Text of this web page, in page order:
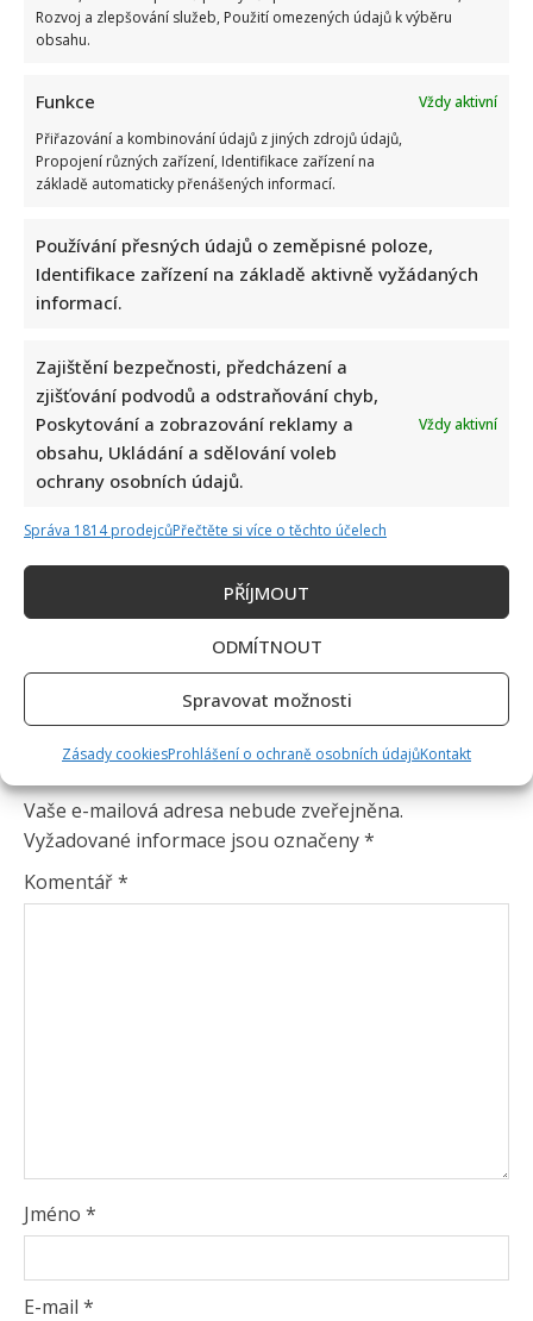
Rozvoj a zlepšování služeb, Použití omezených údajů k výběru
obsahu.
Funkce
Vždy aktivní
Přiřazování a kombinování údajů z jiných zdrojů údajů,
Propojení různých zařízení, Identifikace zařízení na
základě automaticky přenášených informací.
Používání přesných údajů o zeměpisné poloze,
Identifikace zařízení na základě aktivně vyžádaných
informací.
Zajištění bezpečnosti, předcházení a
zjišťování podvodů a odstraňování chyb,
Poskytování a zobrazování reklamy a
obsahu, Ukládání a sdělování voleb
ochrany osobních údajů.
Vždy aktivní
Správa 1814 prodejcůPřečtěte si více o těchto účelech
PŘÍJMOUT
ODMÍTNOUT
Spravovat možnosti
Zásady cookiesProhlášení o ochraně osobních údajůKontakt
Napsat komentář
Vaše e-mailová adresa nebude zveřejněna.
Vyžadované informace jsou označeny*
Komentář*
Jméno *
E-mail *